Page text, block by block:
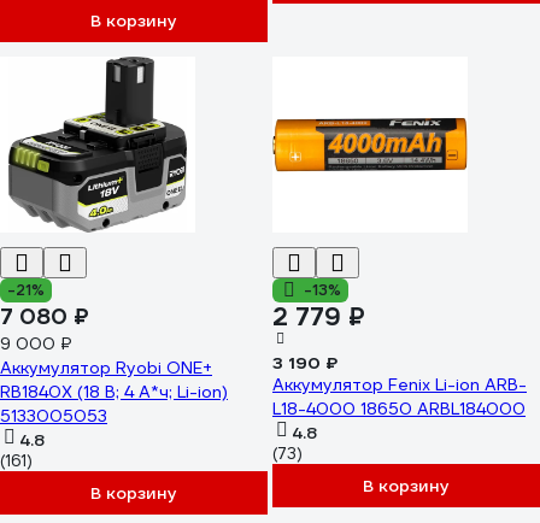
В корзину
-21%
7 080 ₽
9 000 ₽
Аккумулятор Ryobi ONE+
RB1840X (18 В; 4 А*ч; Li-ion)
5133005053
4.8
(161)
В корзину
-13%
2 779 ₽
3 190 ₽
Аккумулятор Fenix Li-ion ARB-
L18-4000 18650 ARBL184000
4.8
(73)
В корзину